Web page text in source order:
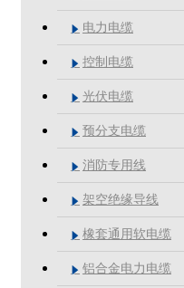
 电力电缆
 控制电缆
 光伏电缆
 预分支电缆
 消防专用线
 架空绝缘导线
 橡套通用软电缆
 铝合金电力电缆